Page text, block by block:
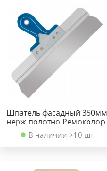
Шпатель фасадный 350мм
нерж.полотно Ремоколор
В наличии >10 шт